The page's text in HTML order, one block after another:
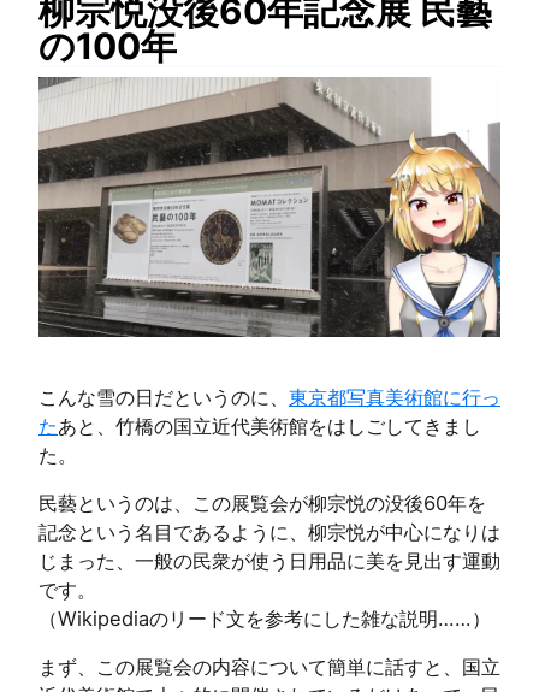
柳宗悦没後60年記念展 民藝
の100年
こんな雪の日だというのに、 東京都写真美術館に行っ
たあと、竹橋の国立近代美術館をはしごしてきまし
た。
民藝というのは、この展覧会が柳宗悦の没後60年を
記念という名目であるように、柳宗悦が中心になりは
じまった、一般の民衆が使う日用品に美を見出す運動
です。
（Wikipediaのリード文を参考にした雑な説明……）
まず、この展覧会の内容について簡単に話すと、国立